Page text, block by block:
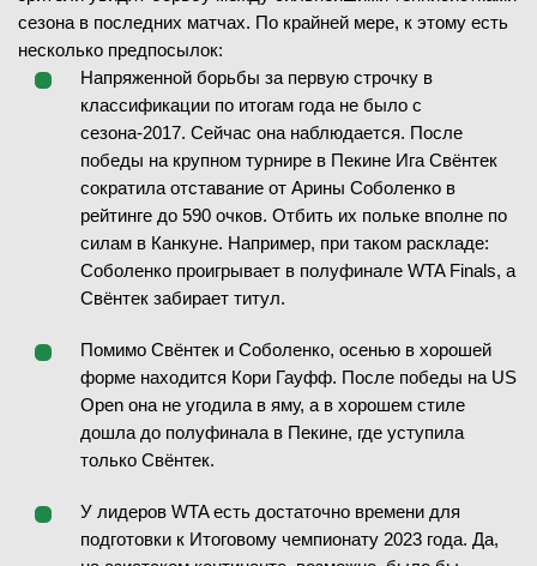
сезона в последних матчах. По крайней мере, к этому есть
несколько предпосылок:
Напряженной борьбы за первую строчку в
классификации по итогам года не было с
сезона-2017. Сейчас она наблюдается. После
победы на крупном турнире в Пекине Ига Свёнтек
сократила отставание от Арины Соболенко в
рейтинге до 590 очков. Отбить их польке вполне по
силам в Канкуне. Например, при таком раскладе:
Соболенко проигрывает в полуфинале WTA Finals, а
Свёнтек забирает титул.
Помимо Свёнтек и Соболенко, осенью в хорошей
форме находится Кори Гауфф. После победы на US
Open она не угодила в яму, а в хорошем стиле
дошла до полуфинала в Пекине, где уступила
только Свёнтек.
У лидеров WTA есть достаточно времени для
подготовки к Итоговому чемпионату 2023 года. Да,